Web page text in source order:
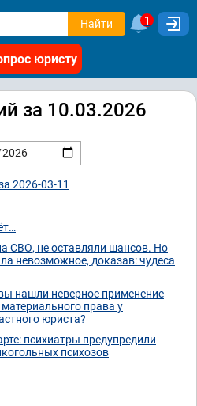
Найти 1
юристу
за 10.03.2026
2026-03-11
СВО, не оставляли шансов. Но
невозможное, доказав: чудеса
нашли неверное применение
права у
юриста?
психиатры предупредили
психозов